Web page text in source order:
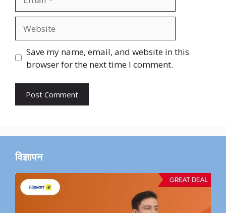
Save my name, email, and website in this
browser for the next time I comment.
विज्ञापन